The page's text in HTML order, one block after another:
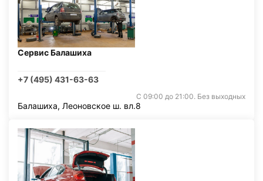
Сервис Балашиха
+7 (495) 431-63-63
С 09:00 до 21:00. Без выходных
Балашиха, Леоновское ш. вл.8